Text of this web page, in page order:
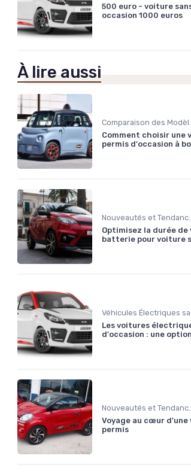
500 euro - voiture
occasion 1000 euros
À lire aussi
Comment choisir une
permis d'occasion à
Optimisez la durée de
batterie pour voiture
Les voitures
d'occasion : une
Voyage au cœur d'une
permis